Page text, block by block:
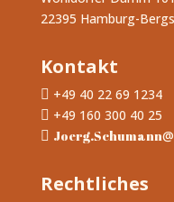
22395 Hamburg-
Kontakt
 +49 40 22 69 1234
 +49 160 300 40 25
 Joerg.Schumann
Rechtliches